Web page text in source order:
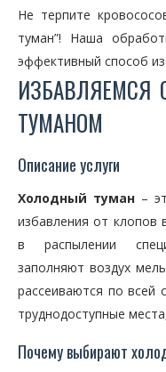
Не терпите
туман”! Наша
эффективный способ
ТУМАНОМ
Описание услуги
Холодный туман –
избавления от
в распылении
заполняют воздух
рассеиваются по
труднодоступные
Почему выбирают